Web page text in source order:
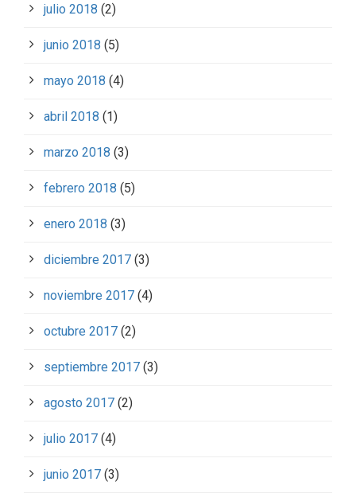
julio 2018 (2)
junio 2018 (5)
mayo 2018 (4)
abril 2018 (1)
marzo 2018 (3)
febrero 2018 (5)
enero 2018 (3)
diciembre 2017 (3)
noviembre 2017 (4)
octubre 2017 (2)
septiembre 2017 (3)
agosto 2017 (2)
julio 2017 (4)
junio 2017 (3)